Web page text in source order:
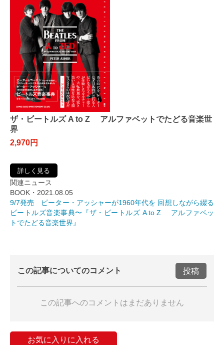
ザ・ビートルズ A to Z アルファベットでたどる音楽世
界
2,970円
詳しく見る
関連ニュース
BOOK・2021.08.05
9/7発売 ピーター・アッシャーが1960年代を 回想しながら綴る
ビートルズ音楽事典〜『ザ・ビートルズ A to Z アルファベッ
トでたどる音楽世界』
この記事についてのコメント 投稿
この記事へのコメントはまだありません
お気に入りに入れる